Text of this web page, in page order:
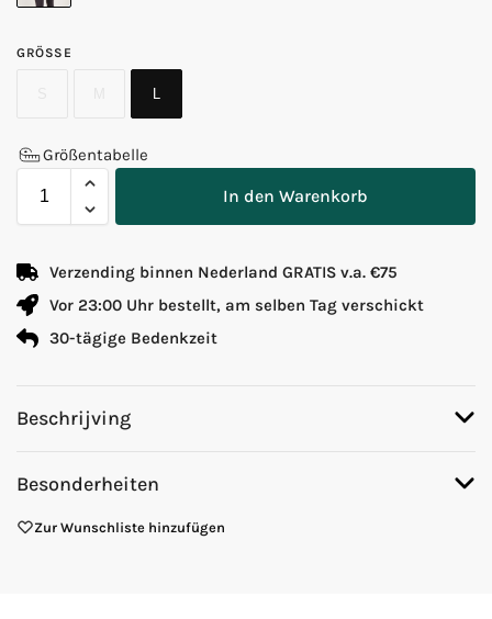
GRÖSSE
Größentabelle
In den Warenkorb
Verzending binnen Nederland GRATIS v.a. €75
Vor 23:00 Uhr bestellt, am selben Tag verschickt
30-tägige Bedenkzeit
Beschrijving
Besonderheiten
Zur Wunschliste hinzufügen